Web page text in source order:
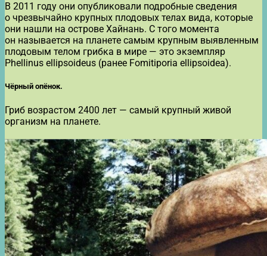
В 2011 году они опубликовали подробные сведения
о чрезвычайно крупных плодовых телах вида, которые
они нашли на острове Хайнань. С того момента
он называется на планете самым крупным выявленным
плодовым телом грибка в мире — это экземпляр
Phellinus ellipsoideus (ранее Fomitiporia ellipsoidea).
Чёрный опёнок.
Гриб возрастом 2400 лет — самый крупный живой
организм на планете.